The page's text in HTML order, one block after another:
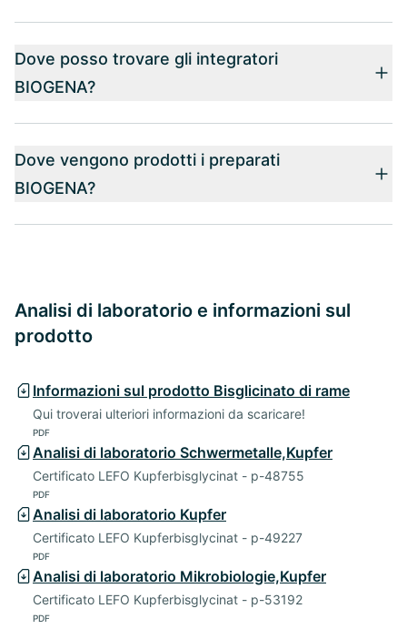
Dove posso trovare gli integratori
BIOGENA?
Dove vengono prodotti i preparati
BIOGENA?
Analisi di laboratorio e informazioni sul
prodotto
Informazioni sul prodotto Bisglicinato di rame
Qui troverai ulteriori informazioni da scaricare!
PDF
Analisi di laboratorio Schwermetalle,Kupfer
Certificato LEFO Kupferbisglycinat - p-48755
PDF
Analisi di laboratorio Kupfer
Certificato LEFO Kupferbisglycinat - p-49227
PDF
Analisi di laboratorio Mikrobiologie,Kupfer
Certificato LEFO Kupferbisglycinat - p-53192
PDF